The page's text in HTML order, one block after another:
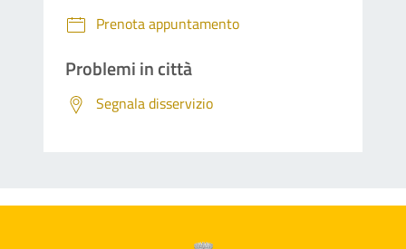
Prenota appuntamento
Problemi in città
Segnala disservizio